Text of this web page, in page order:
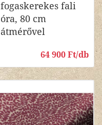
fogaskerekes fali
óra, 80 cm
átmérővel
64 900 Ft/db